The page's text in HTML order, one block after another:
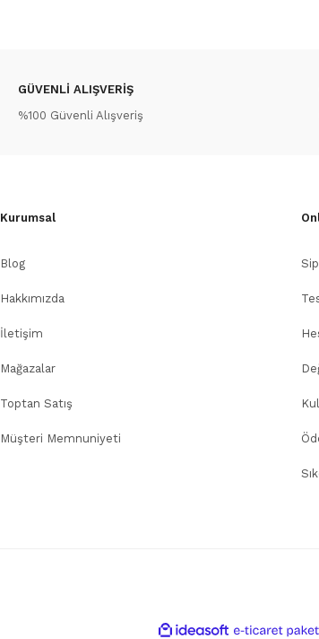
GÜVENLİ ALIŞVERİŞ
%100 Güvenli Alışveriş
Kurumsal
Blog
Hakkımızda
İletişim
Mağazalar
Toptan Satış
Müşteri Memnuniyeti
ideasoft